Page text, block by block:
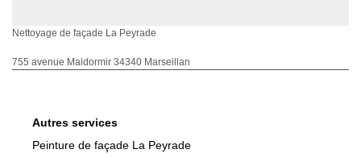
Nettoyage de façade La Peyrade
755 avenue Maldormir 34340 Marseillan
Autres services
Peinture de façade La Peyrade